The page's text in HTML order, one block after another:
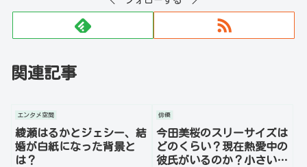
関連記事
エンタメ空間
綾瀬はるかとジェシー、結
婚が白紙になった背景と
は？
俳優
今田美桜のスリーサイズは
どのくらい？現在熱愛中の
彼氏がいるのか？小さい頃